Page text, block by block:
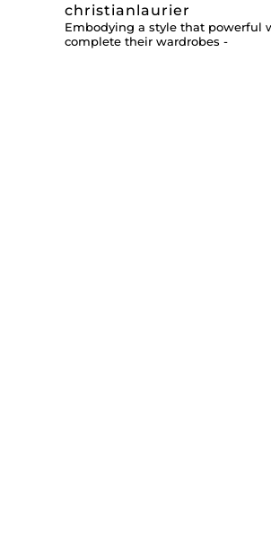
christianlaurier
Embodying a style that powerful
complete their wardrobes -